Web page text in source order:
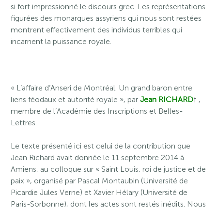
si fort impressionné le discours grec. Les représentations
figurées des monarques assyriens qui nous sont restées
montrent effectivement des individus terribles qui
incarnent la puissance royale.
« L’affaire d’Anseri de Montréal. Un grand baron entre
liens féodaux et autorité royale », par Jean RICHARD† ,
membre de l’Académie des Inscriptions et Belles-
Lettres.
Le texte présenté ici est celui de la contribution que
Jean Richard avait donnée le 11 septembre 2014 à
Amiens, au colloque sur « Saint Louis, roi de justice et de
paix », organisé par Pascal Montaubin (Université de
Picardie Jules Verne) et Xavier Hélary (Université de
Paris-Sorbonne), dont les actes sont restés inédits. Nous